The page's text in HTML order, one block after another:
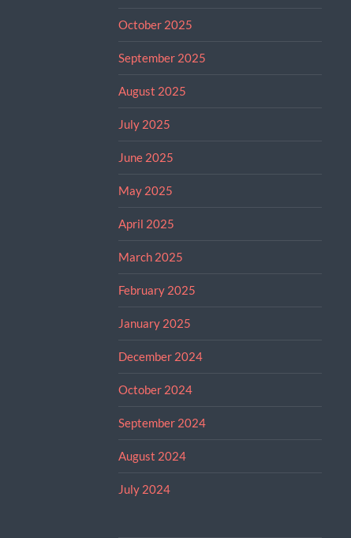
October 2025
September 2025
August 2025
July 2025
June 2025
May 2025
April 2025
March 2025
February 2025
January 2025
December 2024
October 2024
September 2024
August 2024
July 2024